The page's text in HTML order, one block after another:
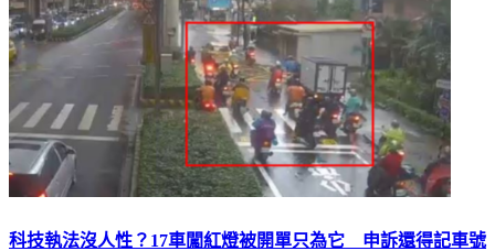
科技執法沒人性？17車闖紅燈被開單只為它 申訴還得記車號